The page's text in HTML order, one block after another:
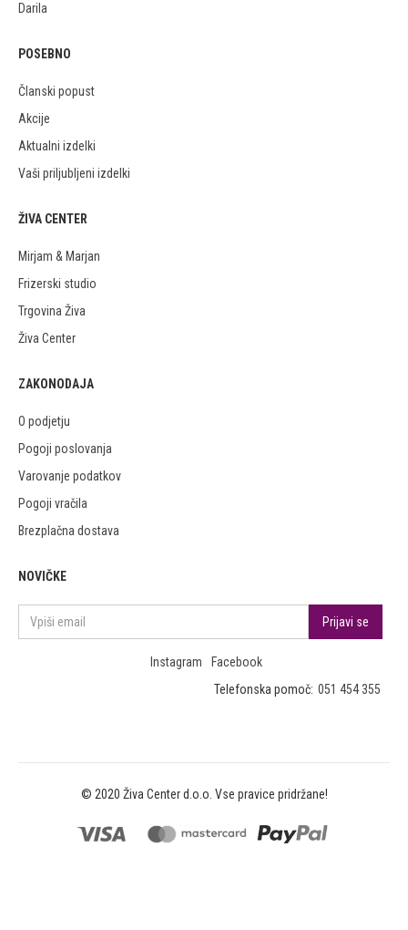
Darila
POSEBNO
Članski popust
Akcije
Aktualni izdelki
Vaši priljubljeni izdelki
ŽIVA CENTER
Mirjam & Marjan
Frizerski studio
Trgovina Živa
Živa Center
ZAKONODAJA
O podjetju
Pogoji poslovanja
Varovanje podatkov
Pogoji vračila
Brezplačna dostava
NOVIČKE
Instagram
Facebook
Telefonska pomoč: 051 454 355
© 2020 Živa Center d.o.o. Vse pravice pridržane!